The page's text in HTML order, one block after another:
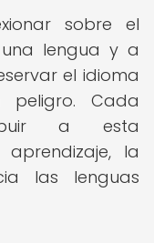
sobre el
lengua y a
el idioma
Cada
a esta
la
las lenguas